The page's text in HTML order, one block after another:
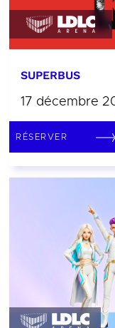
SUPERBUS
17 décembre
RÉSERVER